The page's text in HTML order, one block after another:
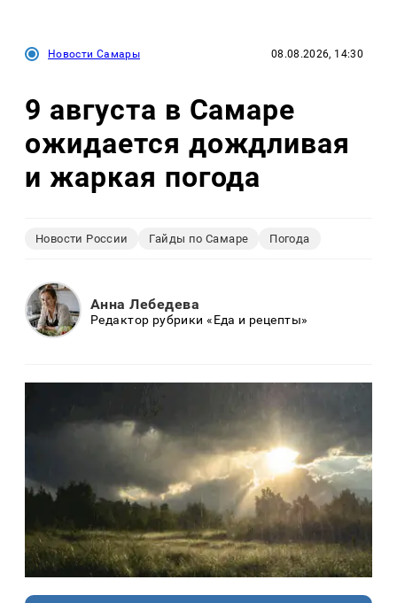
Новости Самары 08.08.2026, 14:30
9 августа в Самаре
ожидается дождливая
и жаркая погода
Новости России Гайды по Самаре Погода
Анна Лебедева
Редактор рубрики «Еда и рецепты»